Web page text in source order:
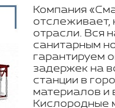
Компания
отслеживает,
отрасли. Вся
санитарным
гарантируем
задержек на
станции в
материалов и
Кислородные